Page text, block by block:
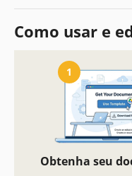
Como usar e
1
Obtenha seu